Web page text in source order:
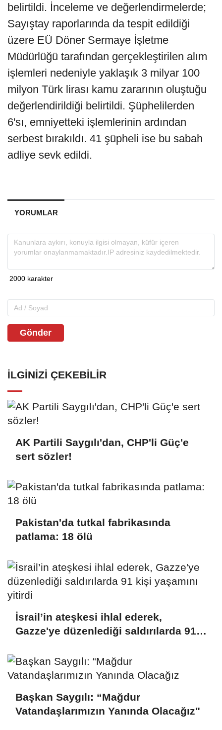
belirtildi. İnceleme ve değerlendirmelerde;
Sayıştay raporlarında da tespit edildiği
üzere EÜ Döner Sermaye İşletme
Müdürlüğü tarafından gerçekleştirilen alım
işlemleri nedeniyle yaklaşık 3 milyar 100
milyon Türk lirası kamu zararının oluştuğu
değerlendirildiği belirtildi. Şüphelilerden
6'sı, emniyetteki işlemlerinin ardından
serbest bırakıldı. 41 şüpheli ise bu sabah
adliye sevk edildi.
YORUMLAR
Gönder
İLGINIZI ÇEKEBILIR
AK Partili Saygılı'dan, CHP'li Güç'e
sert sözler!
Pakistan'da tutkal fabrikasında
patlama: 18 ölü
İsrail’in ateşkesi ihlal ederek,
Gazze'ye düzenlediği saldırılarda 91
Başkan Saygılı: “Mağdur
Vatandaşlarımızın Yanında Olacağız"